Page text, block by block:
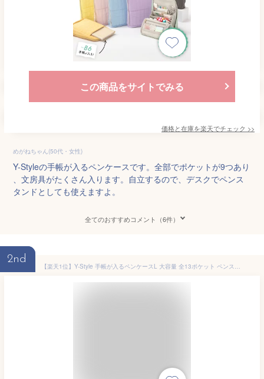
この商品をサイトでみる
価格と在庫を楽天でチェック >>
めがねちゃん(50代・女性)
Y-Styleの手帳が入るペンケースです。全部でポケットが9つあり
、文房具がたくさん入ります。自立するので、デスクでペンス
タンドとしても使えますよ。
全てのおすすめコメント（6件）
2nd
【楽天1位】Y-Style 手帳が入るペンケースL 大容量 全13ポケット ペンスタンド 縦型 自立 立つ 文具 文房具 筆箱 ふでばこ 収納 整理 多機能 かわいい おしゃれ たくさん入る